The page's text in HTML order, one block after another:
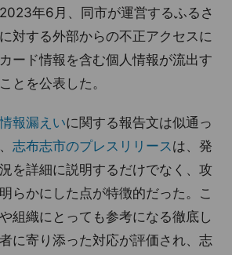
年6月、同市が運営するふるさ
対する外部からの不正アクセスに
ード情報を含む個人情報が流出す
とを公表した。
情報漏えいに関する報告文は似通っ
志布志市のプレスリリースは、発
を詳細に説明するだけでなく、攻
らかにした点が特徴的だった。こ
組織にとっても参考になる徹底し
に寄り添った対応が評価され、志